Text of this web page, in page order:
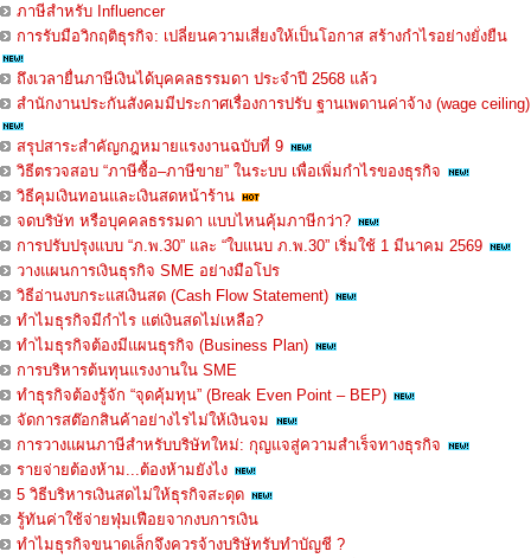
ภาษีสำหรับ Influencer
การรับมือวิกฤติธุรกิจ: เปลี่ยนความเสี่ยงให้เป็นโอกาส สร้างกำไรอย่างยั่งยืน
ถึงเวลายื่นภาษีเงินได้บุคคลธรรมดา ประจำปี 2568 แล้ว
สำนักงานประกันสังคมมีประกาศเรื่องการปรับ ฐานเพดานค่าจ้าง (wage ceiling)
สรุปสาระสำคัญกฎหมายแรงงานฉบับที่ 9
วิธีตรวจสอบ “ภาษีซื้อ–ภาษีขาย” ในระบบ เพื่อเพิ่มกำไรของธุรกิจ
วิธีคุมเงินทอนและเงินสดหน้าร้าน
จดบริษัท หรือบุคคลธรรมดา แบบไหนคุ้มภาษีกว่า?
การปรับปรุงแบบ “ภ.พ.30” และ “ใบแนบ ภ.พ.30” เริ่มใช้ 1 มีนาคม 2569
วางแผนการเงินธุรกิจ SME อย่างมือโปร
วิธีอ่านงบกระแสเงินสด (Cash Flow Statement)
ทำไมธุรกิจมีกำไร แต่เงินสดไม่เหลือ?
ทำไมธุรกิจต้องมีแผนธุรกิจ (Business Plan)
การบริหารต้นทุนแรงงานใน SME
ทำธุรกิจต้องรู้จัก “จุดคุ้มทุน” (Break Even Point – BEP)
จัดการสต๊อกสินค้าอย่างไรไม่ให้เงินจม
การวางแผนภาษีสำหรับบริษัทใหม่: กุญแจสู่ความสำเร็จทางธุรกิจ
รายจ่ายต้องห้าม...ต้องห้ามยังไง
5 วิธีบริหารเงินสดไม่ให้ธุรกิจสะดุด
รู้ทันค่าใช้จ่ายฟุ่มเฟือยจากงบการเงิน
ทำไมธุรกิจขนาดเล็กจึงควรจ้างบริษัทรับทำบัญชี ?